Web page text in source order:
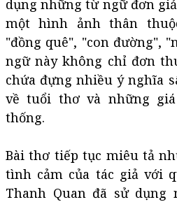
dụng những từ ngữ đơn
một hình ảnh thân
"đồng quê", "con đường",
ngữ này không chỉ đơn
chứa đựng nhiều ý nghĩa
về tuổi thơ và những
thống.
Bài thơ tiếp tục miêu tả
tình cảm của tác giả với
Thanh Quan đã sử dụng